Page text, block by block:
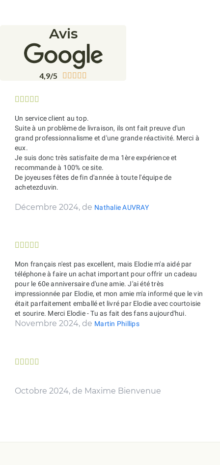
Avis
4,9/5     
    
Un service client au top.
Suite à un problème de livraison, ils ont fait preuve d'un
grand professionnalisme et d'une grande réactivité. Merci à
eux.
Je suis donc très satisfaite de ma 1ère expérience et
recommande à 100% ce site.
De joyeuses fêtes de fin d'année à toute l'équipe de
achetezduvin.
Décembre 2024, de Nathalie AUVRAY
    
Mon français n'est pas excellent, mais Elodie m'a aidé par
téléphone à faire un achat important pour offrir un cadeau
pour le 60e anniversaire d'une amie. J'ai été très
impressionnée par Elodie, et mon amie m'a informé que le vin
était parfaitement emballé et livré par Elodie avec courtoisie
et sourire. Merci Elodie - Tu as fait des fans aujourd'hui.
Novembre 2024, de Martin Phillips
    
Octobre 2024, de Maxime Bienvenue